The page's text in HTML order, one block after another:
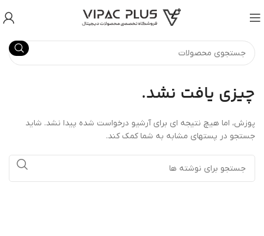
چیزی یافت نشد.
پوزش، اما هیچ نتیجه ای برای آرشیو درخواست شده پیدا نشد. شاید
جستجو در پستهای مشابه به شما کمک کند.